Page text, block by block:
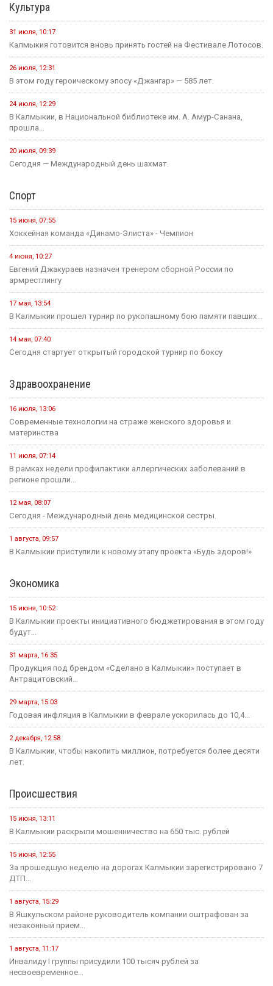
Культура
31 июля, 10:17
Калмыкия готовится вновь принять гостей на Фестивале Лотосов.
26 июля, 12:31
В этом году героическому эпосу «Джангар» — 585 лет.
24 июля, 12:29
В Калмыкии, в Национальной библиотеке им. А. Амур-Санана,
прошла...
20 июля, 09:39
Сегодня — Международный день шахмат.
Спорт
15 июня, 07:55
Хоккейная команда «Динамо-Элиста» - Чемпион
4 июня, 10:27
Евгений Джакураев назначен тренером сборной России по
армрестлингу
17 мая, 13:54
В Калмыкии прошел турнир по рукопашному бою памяти павших...
14 мая, 07:40
Сегодня стартует открытый городской турнир по боксу
Здравоохранение
16 июля, 13:06
Современные технологии на страже женского здоровья и
материнства
11 июля, 07:14
В рамках недели профилактики аллергических заболеваний в
регионе прошли...
12 мая, 08:07
Сегодня - Международный день медицинской сестры.
1 августа, 09:57
В Калмыкии приступили к новому этапу проекта «Будь здоров!»
Экономика
15 июня, 10:52
В Калмыкии проекты инициативного бюджетирования в этом году
будут...
31 марта, 16:35
Продукция под брендом «Сделано в Калмыкии» поступает в
Антрацитовский...
29 марта, 15:03
Годовая инфляция в Калмыкии в феврале ускорилась до 10,4...
2 декабря, 12:58
В Калмыкии, чтобы накопить миллион, потребуется более десяти
лет.
Происшествия
15 июня, 13:11
В Калмыкии раскрыли мошенничество на 650 тыс. рублей
15 июня, 12:55
За прошедшую неделю на дорогах Калмыкии зарегистрировано 7
ДТП...
1 августа, 15:29
В Яшкульском районе руководитель компании оштрафован за
незаконный прием...
1 августа, 11:17
Инвалиду I группы присудили 100 тысяч рублей за
несвоевременное...